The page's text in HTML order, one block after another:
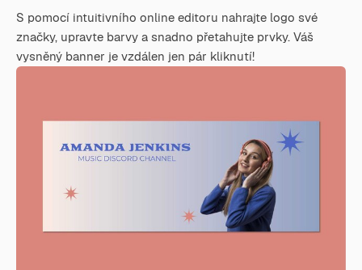
S pomocí intuitivního online editoru nahrajte logo své
značky, upravte barvy a snadno přetahujte prvky. Váš
vysněný banner je vzdálen jen pár kliknutí!